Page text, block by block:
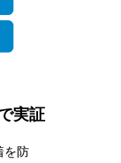
実証
を防